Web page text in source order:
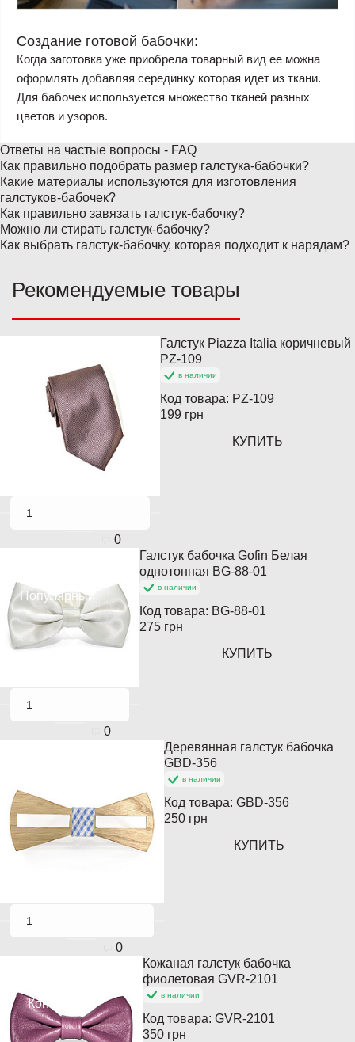
Создание готовой бабочки:
Когда заготовка уже приобрела товарный вид ее можна
оформлять добавляя серединку которая идет из ткани.
Для бабочек используется множество тканей разных
цветов и узоров.
Ответы на частые вопросы - FAQ
Как правильно подобрать размер галстука-бабочки?
Какие материалы используются для изготовления
галстуков-бабочек?
Как правильно завязать галстук-бабочку?
Можно ли стирать галстук-бабочку?
Как выбрать галстук-бабочку, которая подходит к нарядам?
Рекомендуемые товары
0
Галстук Piazza Italia коричневый
PZ-109
в наличии
Код товара: PZ-109
199 грн
КУПИТЬ
Популярный
0
Галстук бабочка Gofin Белая
однотонная BG-88-01
в наличии
Код товара: BG-88-01
275 грн
КУПИТЬ
0
Деревянная галстук бабочка
GBD-356
в наличии
Код товара: GBD-356
250 грн
КУПИТЬ
Кончается
Кожаная галстук бабочка
фиолетовая GVR-2101
в наличии
Код товара:GVR-2101
350 грн